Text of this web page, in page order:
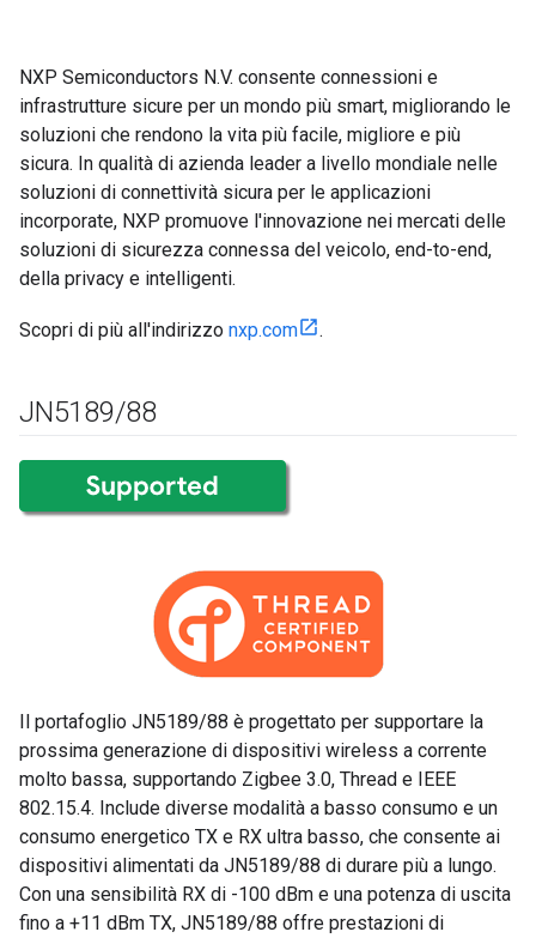
NXP Semiconductors N.V. consente connessioni e
infrastrutture sicure per un mondo più smart, migliorando le
soluzioni che rendono la vita più facile, migliore e più
sicura. In qualità di azienda leader a livello mondiale nelle
soluzioni di connettività sicura per le applicazioni
incorporate, NXP promuove l'innovazione nei mercati delle
soluzioni di sicurezza connessa del veicolo, end-to-end,
della privacy e intelligenti.
Scopri di più all'indirizzo nxp.com .
JN5189/88
Il portafoglio JN5189/88 è progettato per supportare la
prossima generazione di dispositivi wireless a corrente
molto bassa, supportando Zigbee 3.0, Thread e IEEE
802.15.4. Include diverse modalità a basso consumo e un
consumo energetico TX e RX ultra basso, che consente ai
dispositivi alimentati da JN5189/88 di durare più a lungo.
Con una sensibilità RX di -100 dBm e una potenza di uscita
fino a +11 dBm TX, JN5189/88 offre prestazioni di